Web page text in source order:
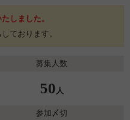
しました。
ております。
募集人数
50 人
参加〆切